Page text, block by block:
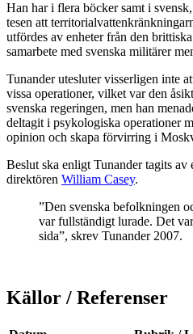
Han har i flera böcker samt i
tesen att
utfördes av enheter från den
samarbete med svenska militärer
Tunander utesluter visserligen inte
vissa operationer, vilket var den
svenska regeringen, men han
deltagit i psykologiska operationer
opinion och skapa förvirring i
Beslut ska enligt Tunander tagits av
direktören William Casey.
”Den svenska befolkningen
var fullständigt lurade. Det
sida”, skrev Tunander 2007.
Källor / Referenser